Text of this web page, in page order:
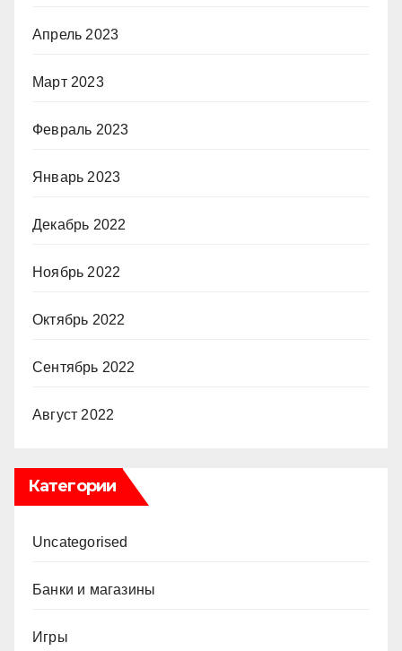
Апрель 2023
Март 2023
Февраль 2023
Январь 2023
Декабрь 2022
Ноябрь 2022
Октябрь 2022
Сентябрь 2022
Август 2022
Категории
Uncategorised
Банки и магазины
Игры